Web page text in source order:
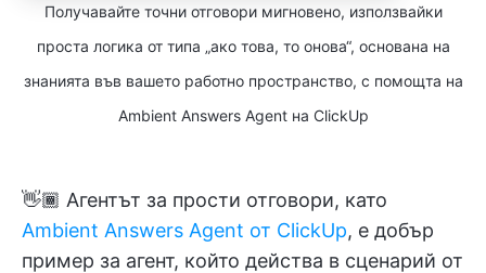
Получавайте точни отговори мигновено, използвайки
проста логика от типа „ако това, то онова“, основана на
знанията във вашето работно пространство, с помощта на
Ambient Answers Agent на ClickUp
👋🏾 Агентът за прости отговори, като
Ambient Answers Agent от ClickUp, е добър
пример за агент, който действа в сценарий от